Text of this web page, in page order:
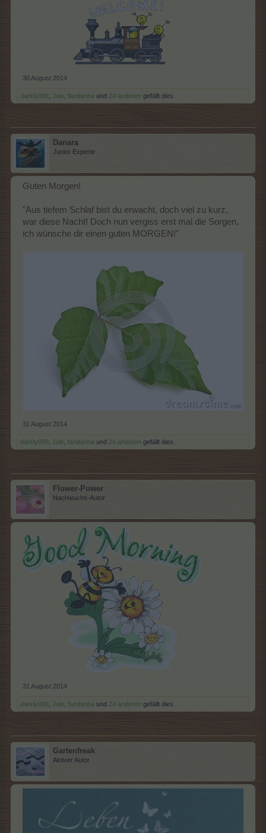
30 August 2014
darkly099 Jule fandarina und 24 anderen gefällt dies.
Danara
Junior Experte
Guten Morgen!
"Aus tiefem Schlaf bist du erwacht, doch viel zu kurz,
war diese Nacht! Doch nun vergiss erst mal die Sorgen,
ich wünsche dir einen guten MORGEN!"
31 August 2014
darkly099 Jule fandarina und 24 anderen gefällt dies.
Flower-Power
Nachwuchs-Autor
31 August 2014
darkly099 Jule fandarina und 24 anderen gefällt dies.
Gartenfreak
Aktiver Autor